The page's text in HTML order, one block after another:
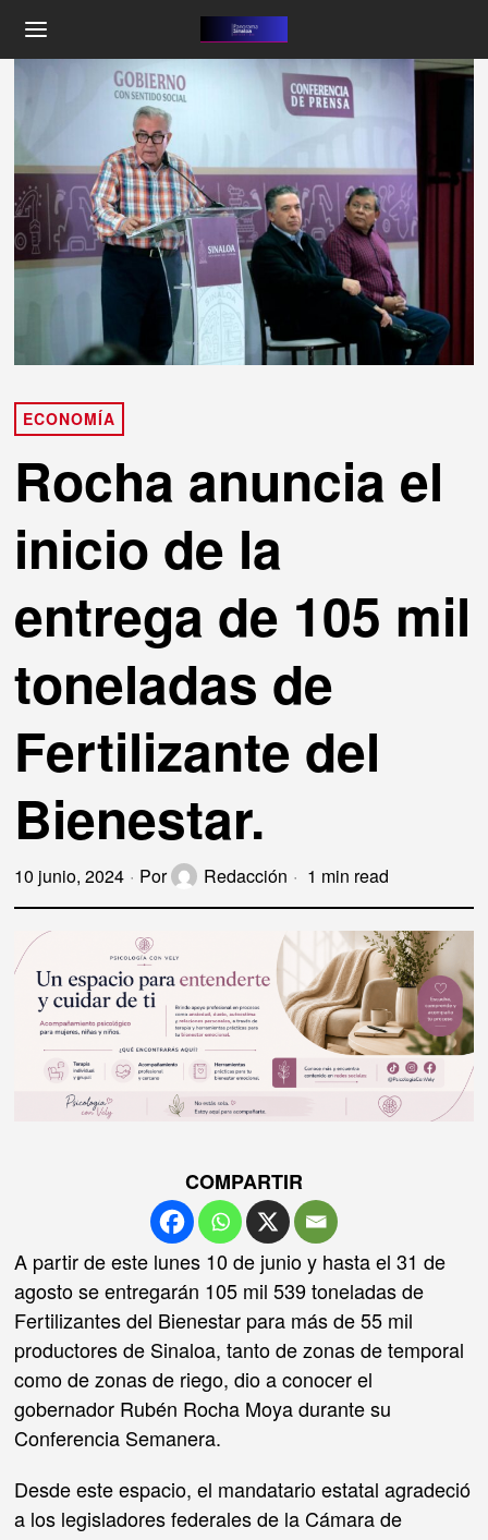
ECONOMÍA
Rocha anuncia el
inicio de la
entrega de 105 mil
toneladas de
Fertilizante del
Bienestar.
10 junio, 2024 Por Redacción 1 min read
COMPARTIR
A partir de este lunes 10 de junio y hasta el 31 de
agosto se entregarán 105 mil 539 toneladas de
Fertilizantes del Bienestar para más de 55 mil
productores de Sinaloa, tanto de zonas de temporal
como de zonas de riego, dio a conocer el
gobernador Rubén Rocha Moya durante su
Conferencia Semanera.
Desde este espacio, el mandatario estatal agradeció
a los legisladores federales de la Cámara de